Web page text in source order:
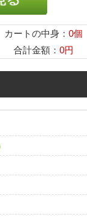
カートの中身： 0個
合計金額： 0円